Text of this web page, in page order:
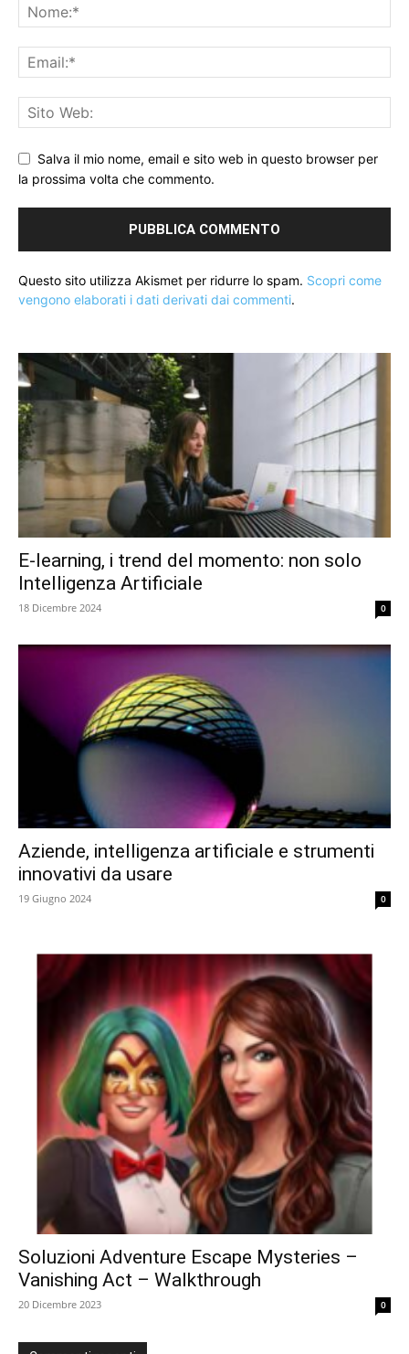
Salva il mio nome, email e sito web in questo browser per
la prossima volta che commento.
Questo sito utilizza Akismet per ridurre lo spam. Scopri come
vengono elaborati i dati derivati dai commenti.
E-learning, i trend del momento: non solo
Intelligenza Artificiale
18 Dicembre 2024 0
Aziende, intelligenza artificiale e strumenti
innovativi da usare
19 Giugno 2024 0
Soluzioni Adventure Escape Mysteries –
Vanishing Act – Walkthrough
20 Dicembre 2023 0